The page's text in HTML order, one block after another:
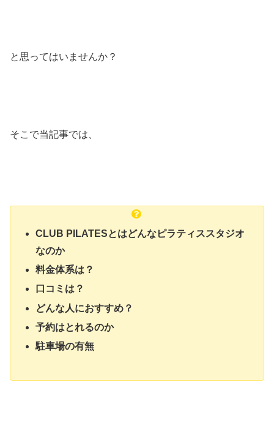
と思ってはいませんか？
そこで当記事では、
CLUB PILATESとはどんなピラティススタジオ
なのか
料金体系は？
口コミは？
どんな人におすすめ？
予約はとれるのか
駐車場の有無